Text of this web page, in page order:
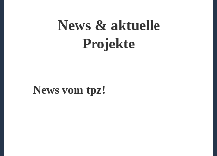
News & aktuelle
Projekte
News vom tpz!